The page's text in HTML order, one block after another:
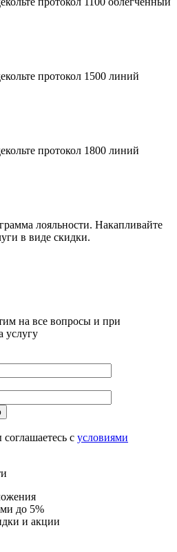
протокол 1500 линий
протокол 1800 линий
лояльности. Накапливайте
в виде скидки.
на все вопросы и при
услугу
с условиями
до 5%
и акции